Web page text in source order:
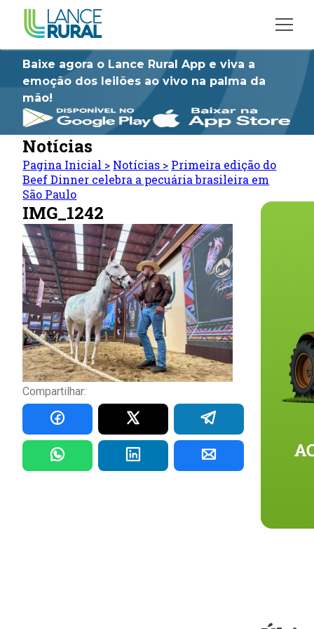
Baixe agora o Lance Rural App e viva a
emoção dos leilões ao vivo na palma da
mão!
Notícias
Pagina Inicial > Notícias > Primeira edição do
Beef Dinner celebra a pecuária brasileira em
São Paulo
IMG_1242
Compartilhar: